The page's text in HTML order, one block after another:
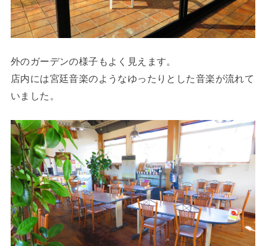
外のガーデンの様子もよく見えます。
店内には宮廷音楽のようなゆったりとした音楽が流れて
いました。